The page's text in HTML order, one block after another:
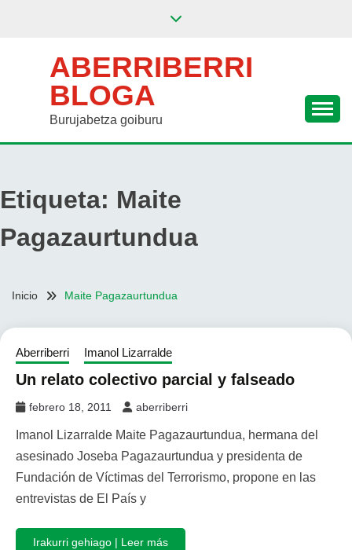
ABERRIBERRI
BLOGA
Burujabetza goiburu
Etiqueta: Maite
Pagazaurtundua
Inicio Maite Pagazaurtundua
Aberriberri Imanol Lizarralde
Un relato colectivo parcial y falseado
febrero 18, 2011 aberriberri
Imanol Lizarralde Maite Pagazaurtundua, hermana del
asesinado Joseba Pagazaurtundua y presidenta de
Fundación de Víctimas del Terrorismo, propone en las
entrevistas de El País y
Irakurri gehiago | Leer más